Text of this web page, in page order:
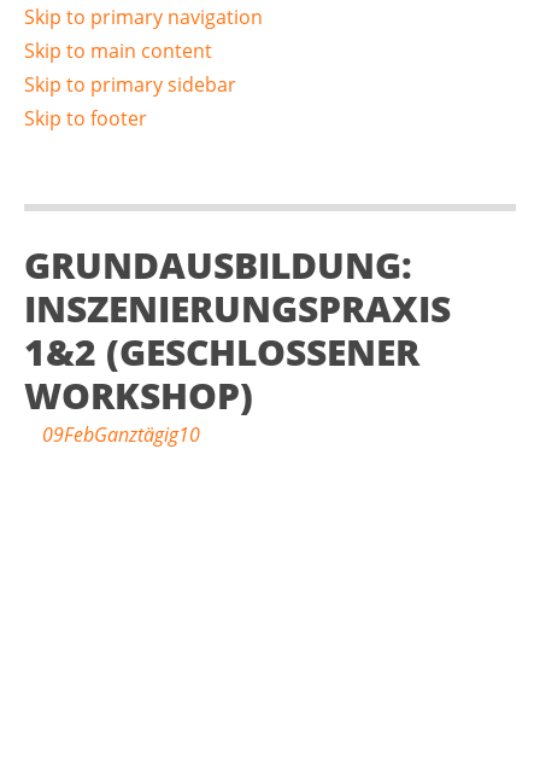
Skip to primary navigation
Skip to main content
Skip to primary sidebar
Skip to footer
GRUNDAUSBILDUNG:
INSZENIERUNGSPRAXIS
1&2 (GESCHLOSSENER
WORKSHOP)
09FebGanztägig10